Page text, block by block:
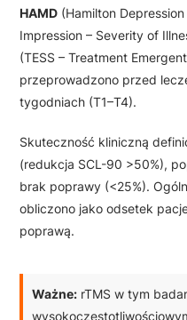
HAMD (Hamilton
Impression – Severity of
(TESS – Treatment
przeprowadzono przed
tygodniach (T1–T4).
Skuteczność kliniczną
(redukcja SCL-90 >50%),
brak poprawy (<25%).
obliczono jako odsetek
poprawą.
Ważne: rTMS w tym